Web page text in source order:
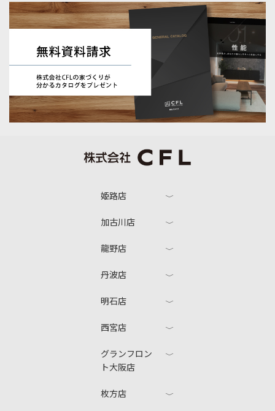
姫路店
加古川店
龍野店
丹波店
明石店
西宮店
グランフロン
ト大阪店
枚方店